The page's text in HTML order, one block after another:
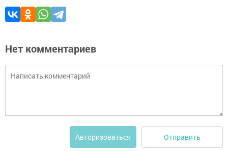
Нет комментариев
Авторизоваться Отправить